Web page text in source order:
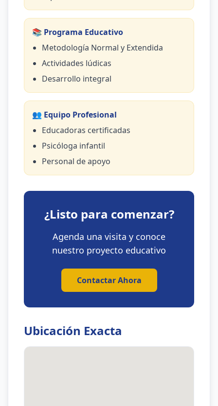
📚 Programa Educativo
Metodología Normal y Extendida
Actividades lúdicas
Desarrollo integral
👥 Equipo Profesional
Educadoras certificadas
Psicóloga infantil
Personal de apoyo
¿Listo para comenzar?
Agenda una visita y conoce
nuestro proyecto educativo
Contactar Ahora
Ubicación Exacta